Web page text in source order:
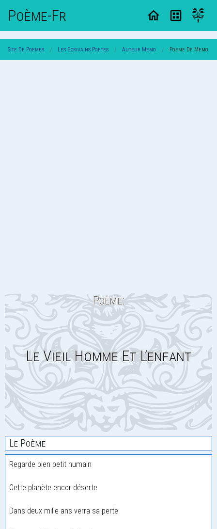
Poème-Fr
Site De Poemes Les Ecrivains Poetes Auteur Memo Poeme De Memo
Poème:
Le Vieil Homme Et L’enfant
Le Poème
Regarde bien petit humain
Cette planète encor déserte
Dans deux mille ans verra sa perte